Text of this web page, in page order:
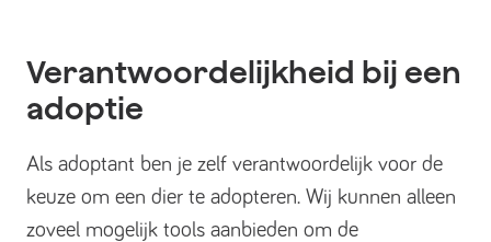
Verantwoordelijkheid bij een
adoptie
Als adoptant ben je zelf verantwoordelijk voor de
keuze om een dier te adopteren. Wij kunnen alleen
zoveel mogelijk tools aanbieden om de